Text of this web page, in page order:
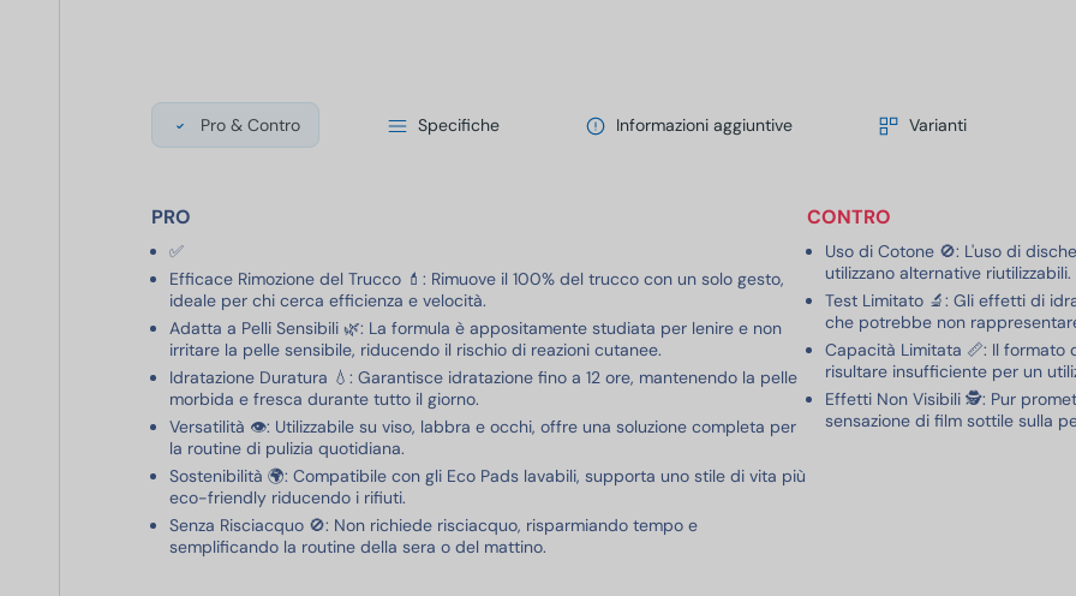
Pro & Contro Specifiche Informazioni aggiuntive Varianti
PRO
✅
Efficace Rimozione del Trucco 💄: Rimuove il 100% del trucco con un solo gesto,
ideale per chi cerca efficienza e velocità.
Adatta a Pelli Sensibili 🌿: La formula è appositamente studiata per lenire e non
irritare la pelle sensibile, riducendo il rischio di reazioni cutanee.
Idratazione Duratura 💧: Garantisce idratazione fino a 12 ore, mantenendo la pelle
morbida e fresca durante tutto il giorno.
Versatilità 👁️: Utilizzabile su viso, labbra e occhi, offre una soluzione completa per
la routine di pulizia quotidiana.
Sostenibilità 🌍: Compatibile con gli Eco Pads lavabili, supporta uno stile di vita più
eco-friendly riducendo i rifiuti.
Senza Risciacquo 🚫: Non richiede risciacquo, risparmiando tempo e
semplificando la routine della sera o del mattino.
CONTRO
Uso di Cotone 🚫: L'uso di
utilizzano alternative riutilizzabili.
Test Limitato 🔬: Gli effetti di
che potrebbe non
Capacità Limitata 📏: Il
risultare insufficiente per un
Effetti Non Visibili 🕵️: Pur
sensazione di film sottile sulla